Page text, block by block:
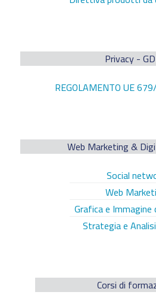
Privacy -
REGOLAMENTO UE
Web Marketing &
Social
Web
Grafica e
Strategia e
Corsi di